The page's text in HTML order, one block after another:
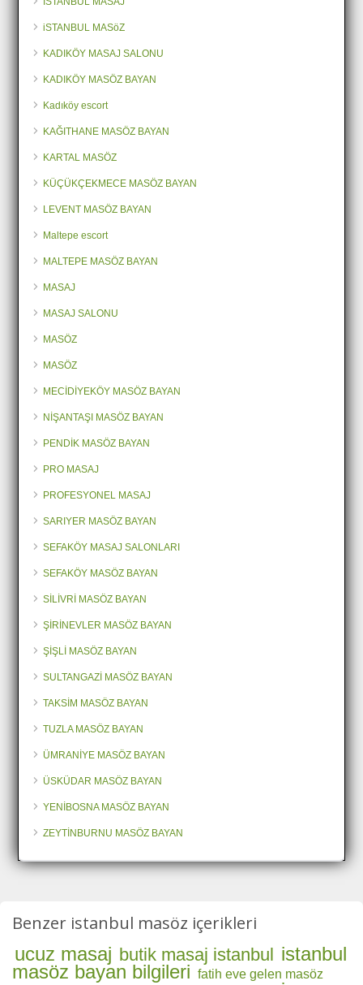
iSTANBUL MASöZ
KADIKÖY MASAJ SALONU
KADIKÖY MASÖZ BAYAN
Kadıköy escort
KAĞITHANE MASÖZ BAYAN
KARTAL MASÖZ
KÜÇÜKÇEKMECE MASÖZ BAYAN
LEVENT MASÖZ BAYAN
Maltepe escort
MALTEPE MASÖZ BAYAN
MASAJ
MASAJ SALONU
MASÖZ
MASÖZ
MECİDİYEKÖY MASÖZ BAYAN
NİŞANTAŞI MASÖZ BAYAN
PENDİK MASÖZ BAYAN
PRO MASAJ
PROFESYONEL MASAJ
SARIYER MASÖZ BAYAN
SEFAKÖY MASAJ SALONLARI
SEFAKÖY MASÖZ BAYAN
SİLİVRİ MASÖZ BAYAN
ŞİRİNEVLER MASÖZ BAYAN
ŞİŞLİ MASÖZ BAYAN
SULTANGAZİ MASÖZ BAYAN
TAKSİM MASÖZ BAYAN
TUZLA MASÖZ BAYAN
ÜMRANİYE MASÖZ BAYAN
ÜSKÜDAR MASÖZ BAYAN
YENİBOSNA MASÖZ BAYAN
ZEYTİNBURNU MASÖZ BAYAN
Benzer istanbul masöz içerikleri
ucuz masaj butik masaj istanbul istanbul
masöz bayan bilgileri fatih eve gelen masöz